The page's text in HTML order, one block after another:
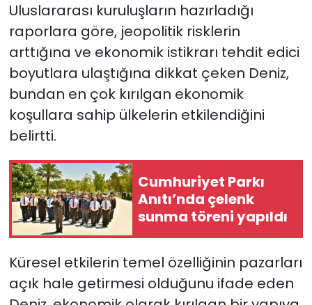
Uluslararası kuruluşların hazırladığı
raporlara göre, jeopolitik risklerin
arttığına ve ekonomik istikrarı tehdit edici
boyutlara ulaştığına dikkat çeken Deniz,
bundan en çok kırılgan ekonomik
koşullara sahip ülkelerin etkilendiğini
belirtti.
Cumhuriyet Parkı
Anıtı’nda çelenk
sunma töreni yapıldı
Küresel etkilerin temel özelliğinin pazarları
açık hale getirmesi olduğunu ifade eden